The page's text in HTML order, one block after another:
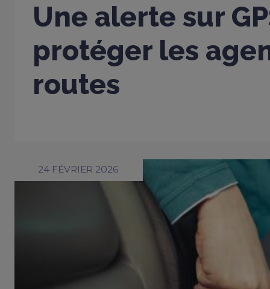
Une alerte sur
protéger les
routes
24 FÉVRIER 2026